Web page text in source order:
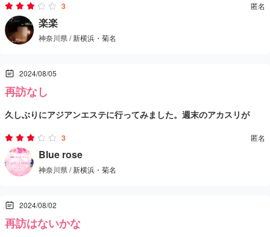
屋は綺麗でしたね。それだけが良かった点です。
対応してくれたのは小太りのおばちゃんで、特別な印象もなく、全
3 匿名
楽楽
神奈川県 / 新横浜・菊名
2024/08/05
再訪なし
久しぶりにアジアンエステに行ってみました。週末のアカスリが
1000円オフと聞いて楽しみにしていたのですが、実際には割引が適
用されず少しがっかりしました。担当してくれたのは年齢不詳のア
ラフォー女性で、ずっとマスクをしていました。料金は100分で
正直、期待外れでした。
洗体は力を入れて押してくれる場面もありましたが、全体的に時間
が長く感じました。部屋でのマッサージはしっかりしていました
身は布越しに軽く触れられるだけで、特に反応もなく、全体的に時
間がかかりました。残りの時間をどうするか尋ねられ、追加でマッ
来たいとは思えませんでした。次に来るのは2年後くらいになるかも
しれません。
3 匿名
Blue rose
神奈川県 / 新横浜・菊名
2024/08/02
再訪はないかな